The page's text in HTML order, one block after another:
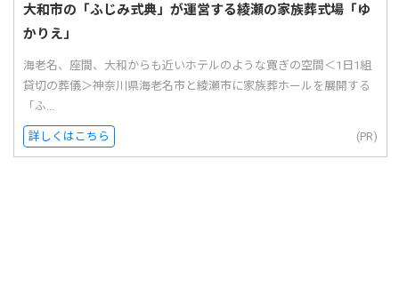
大和市の「ふじみ式典」が運営する綾瀬の家族葬式場「ゆ
かりえ」
海老名、座間、大和からも近いホテルのような寛ぎの空間＜1日1組
貸切の葬儀＞神奈川県海老名市と綾瀬市に家族葬ホールを展開する
「ふ...
詳しくはこちら (PR)